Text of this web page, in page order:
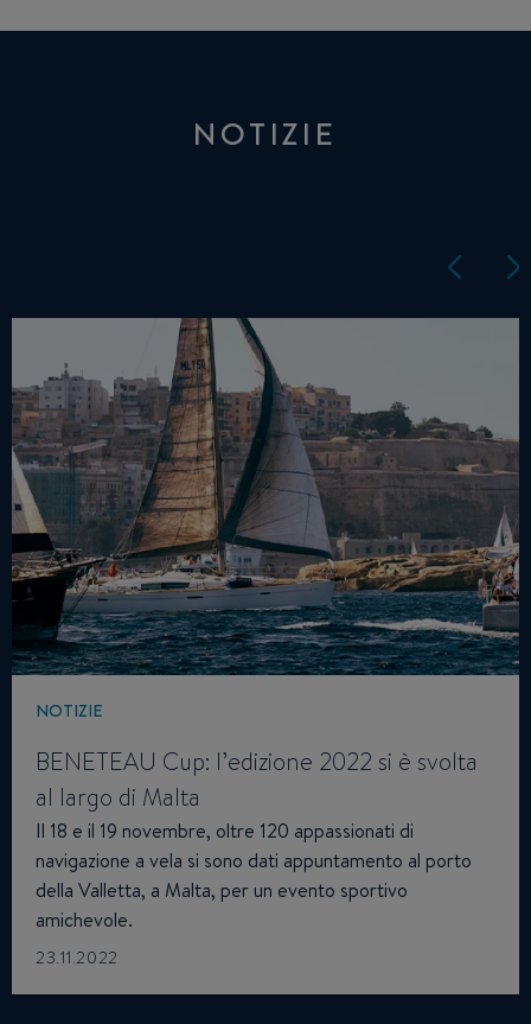
NOTIZIE
NOTIZIE
BENETEAU Cup: l’edizione 2022 si è svolta
al largo di Malta
Il 18 e il 19 novembre, oltre 120 appassionati di
navigazione a vela si sono dati appuntamento al porto
della Valletta, a Malta, per un evento sportivo
amichevole.
23.11.2022